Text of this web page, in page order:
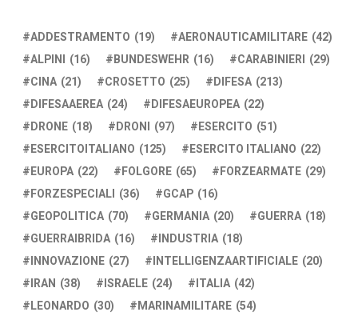
ADDESTRAMENTO (19) AERONAUTICAMILITARE (42)
ALPINI (16) BUNDESWEHR (16) CARABINIERI (29)
CINA (21) CROSETTO (25) DIFESA (213)
DIFESAAEREA (24) DIFESAEUROPEA (22)
DRONE (18) DRONI (97) ESERCITO (51)
ESERCITOITALIANO (125) ESERCITO ITALIANO (22)
EUROPA (22) FOLGORE (65) FORZEARMATE (29)
FORZESPECIALI (36) GCAP (16)
GEOPOLITICA (70) GERMANIA (20) GUERRA (18)
GUERRAIBRIDA (16) INDUSTRIA (18)
INNOVAZIONE (27) INTELLIGENZAARTIFICIALE (20)
IRAN (38) ISRAELE (24) ITALIA (42)
LEONARDO (30) MARINAMILITARE (54)